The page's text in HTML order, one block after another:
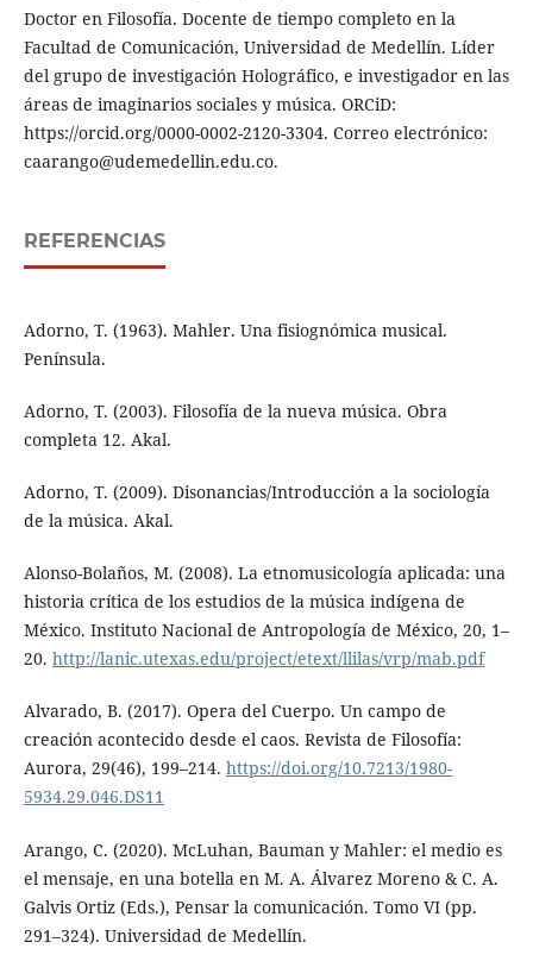
Doctor en Filosofía. Docente de tiempo completo en la
Facultad de Comunicación, Universidad de Medellín. Líder
del grupo de investigación Holográfico, e investigador en las
áreas de imaginarios sociales y música. ORCiD:
https://orcid.org/0000-0002-2120-3304. Correo electrónico:
caarango@udemedellin.edu.co.
REFERENCIAS
Adorno, T. (1963). Mahler. Una fisiognómica musical.
Península.
Adorno, T. (2003). Filosofía de la nueva música. Obra
completa 12. Akal.
Adorno, T. (2009). Disonancias/Introducción a la sociología
de la música. Akal.
Alonso-Bolaños, M. (2008). La etnomusicología aplicada: una
historia crítica de los estudios de la música indígena de
México. Instituto Nacional de Antropología de México, 20, 1–
20. http://lanic.utexas.edu/project/etext/llilas/vrp/mab.pdf
Alvarado, B. (2017). Opera del Cuerpo. Un campo de
creación acontecido desde el caos. Revista de Filosofía:
Aurora, 29(46), 199–214. https://doi.org/10.7213/1980-
5934.29.046.DS11
Arango, C. (2020). McLuhan, Bauman y Mahler: el medio es
el mensaje, en una botella en M. A. Álvarez Moreno & C. A.
Galvis Ortiz (Eds.), Pensar la comunicación. Tomo VI (pp.
291–324). Universidad de Medellín.